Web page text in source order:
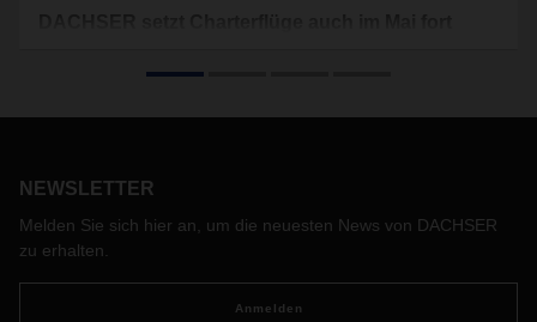
NEWSLETTER
Melden Sie sich hier an, um die neuesten News von DACHSER
zu erhalten.
Anmelden